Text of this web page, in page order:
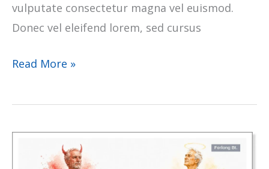
vulputate consectetur magna vel euismod.
Donec vel eleifend lorem, sed cursus
Read More »
főnököd